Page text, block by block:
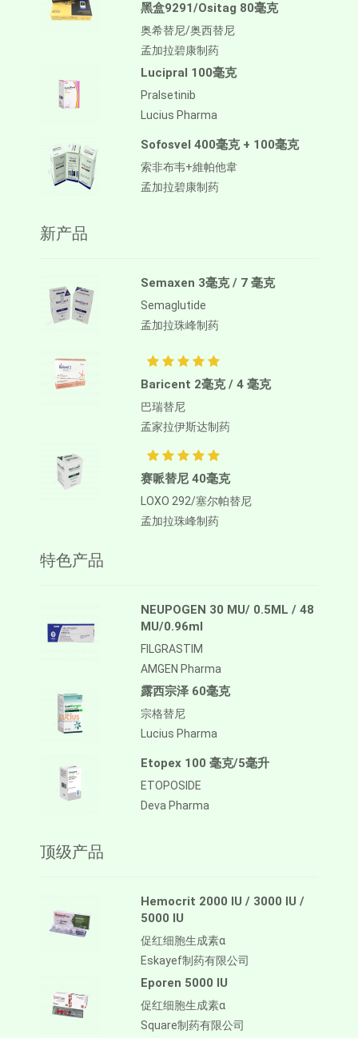
黑盒9291/Ositag 80毫克
奥希替尼/奥西替尼
孟加拉碧康制药
Lucipral 100毫克
Pralsetinib
Lucius Pharma
Sofosvel 400毫克 + 100毫克
索非布韦+維帕他韋
孟加拉碧康制药
新产品
Semaxen 3毫克 / 7 毫克
Semaglutide
孟加拉珠峰制药
Baricent 2毫克 / 4 毫克
巴瑞替尼
孟家拉伊斯达制药
赛哌替尼 40毫克
LOXO 292/塞尔帕替尼
孟加拉珠峰制药
特色产品
NEUPOGEN 30 MU/ 0.5ML / 48
MU/0.96ml
FILGRASTIM
AMGEN Pharma
露西宗泽 60毫克
宗格替尼
Lucius Pharma
Etopex 100 毫克/5毫升
ETOPOSIDE
Deva Pharma
顶级产品
Hemocrit 2000 IU / 3000 IU /
5000 IU
促红细胞生成素α
Eskayef制药有限公司
Eporen 5000 IU
促红细胞生成素α
Square制药有限公司